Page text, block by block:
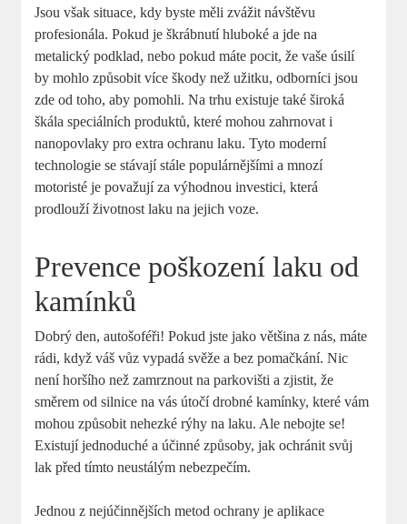
Jsou však situace, kdy byste měli zvážit návštěvu
profesionála. Pokud je škrábnutí hluboké a jde na
metalický podklad, nebo pokud máte pocit, že vaše úsilí
by mohlo způsobit více škody než užitku, odborníci jsou
zde od toho, aby pomohli. Na trhu existuje také široká
škála speciálních produktů, které mohou zahrnovat i
nanopovlaky pro extra ochranu laku. Tyto moderní
technologie se stávají stále populárnějšími a mnozí
motoristé je považují za výhodnou investici, která
prodlouží životnost laku na jejich voze.
Prevence poškození laku od
kamínků
Dobrý den, autošoféři! Pokud jste jako většina z nás, máte
rádi, když váš vůz vypadá svěže a bez pomačkání. Nic
není horšího než zamrznout na parkovišti a zjistit, že
směrem od silnice na vás útočí drobné kamínky, které vám
mohou způsobit nehezké rýhy na laku. Ale nebojte se!
Existují jednoduché a účinné způsoby, jak ochránit svůj
lak před tímto neustálým nebezpečím.
Jednou z nejúčinnějších metod ochrany je aplikace